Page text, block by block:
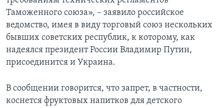
Таможенного союза», – заявило российское
ведомство, имея в виду торговый союз нескольких
бывших советских республик, к которому, как
надеялся президент России Владимир Путин,
присоединится и Украина.
В сообщении говорится, что запрет, в частности,
коснется фруктовых напитков для детского